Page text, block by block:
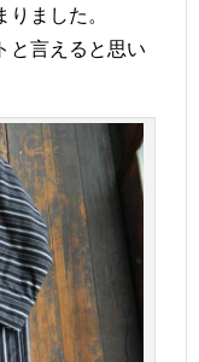
ました。
と言えると思い